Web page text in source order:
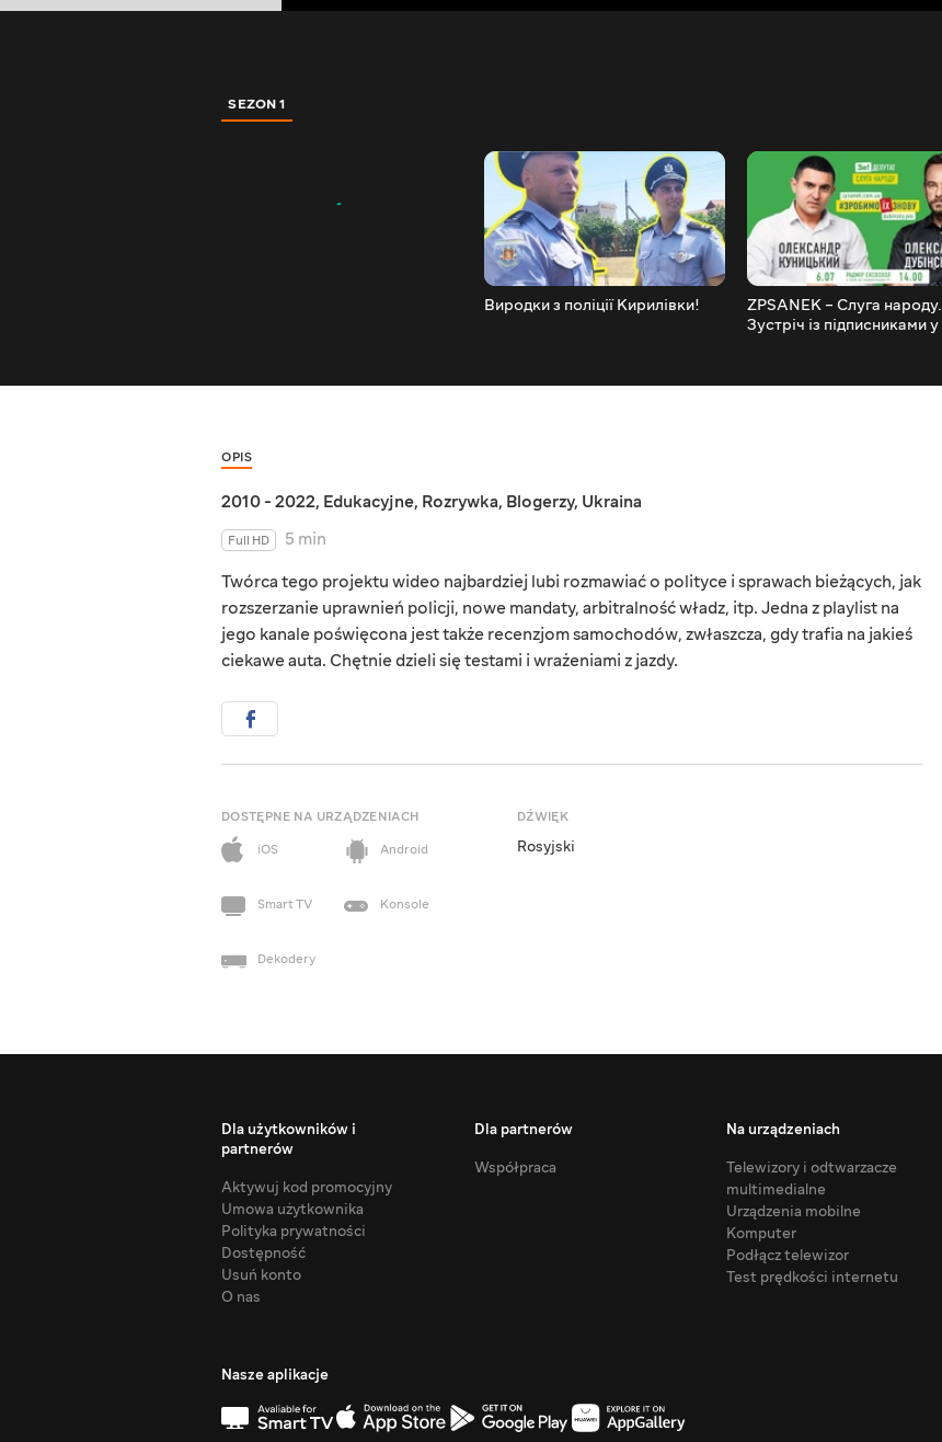
SEZON 1
Виродки з поліції Кирилівки!
ZPSANEK – Слуга народу.
Зустріч із підписниками у
OPIS
2010 - 2022, Edukacyjne, Rozrywka, Blogerzy, Ukraina
Full HD
5 min
Twórca tego projektu wideo najbardziej lubi rozmawiać o polityce i sprawach bieżących, jak
rozszerzanie uprawnień policji, nowe mandaty, arbitralność władz, itp. Jedna z playlist na
jego kanale poświęcona jest także recenzjom samochodów, zwłaszcza, gdy trafia na jakieś
ciekawe auta. Chętnie dzieli się testami i wrażeniami z jazdy.
DOSTĘPNE NA URZĄDZENIACH
iOS
Android
Smart TV Konsole
Dekodery
DŹWIĘK
Rosyjski
Dla użytkowników i
partnerów
Aktywuj kod promocyjny
Umowa użytkownika
Polityka prywatności
Dostępność
Usuń konto
O nas
Dla partnerów
Współpraca
Na urządzeniach
Telewizory i odtwarzacze
multimedialne
Urządzenia mobilne
Komputer
Podłącz telewizor
Test prędkości internetu
Nasze aplikacje